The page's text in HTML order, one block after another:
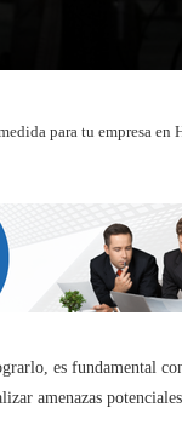
para tu empresa en
es fundamental
amenazas